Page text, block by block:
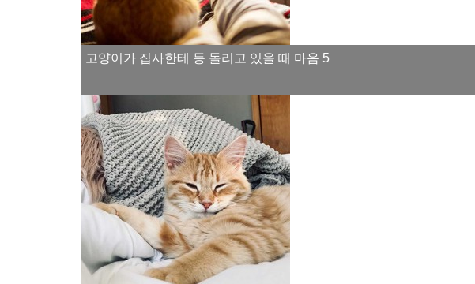
고양이가 집사한테 등 돌리고 있을 때 마음 5